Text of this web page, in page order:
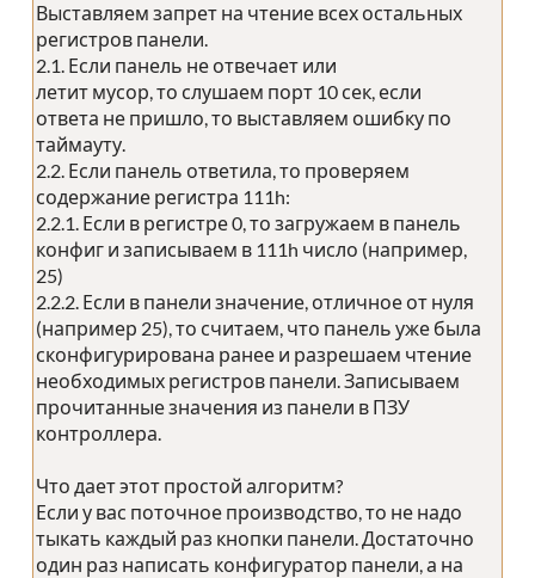
Выставляем запрет на чтение всех остальных
регистров панели.
2.1. Если панель не отвечает или
летит мусор, то слушаем порт 10 сек, если
ответа не пришло, то выставляем ошибку по
таймауту.
2.2. Если панель ответила, то проверяем
содержание регистра 111h:
2.2.1. Если в регистре 0, то загружаем в панель
конфиг и записываем в 111h число (например,
25)
2.2.2. Если в панели значение, отличное от нуля
(например 25), то считаем, что панель уже была
сконфигурирована ранее и разрешаем чтение
необходимых регистров панели. Записываем
прочитанные значения из панели в ПЗУ
контроллера.
Что дает этот простой алгоритм?
Если у вас поточное производство, то не надо
тыкать каждый раз кнопки панели. Достаточно
один раз написать конфигуратор панели, а на